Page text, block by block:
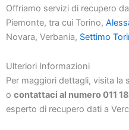
Offriamo servizi di recupero
Piemonte, tra cui Torino,
Novara, Verbania, Settimo
Ulteriori Informazioni
Per maggiori dettagli, visita la
o contattaci al numero 011
esperto di recupero dati a